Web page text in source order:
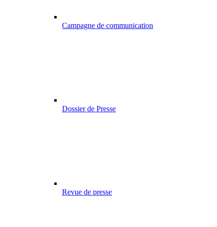
Campagne de communication
Dossier de Presse
Revue de presse